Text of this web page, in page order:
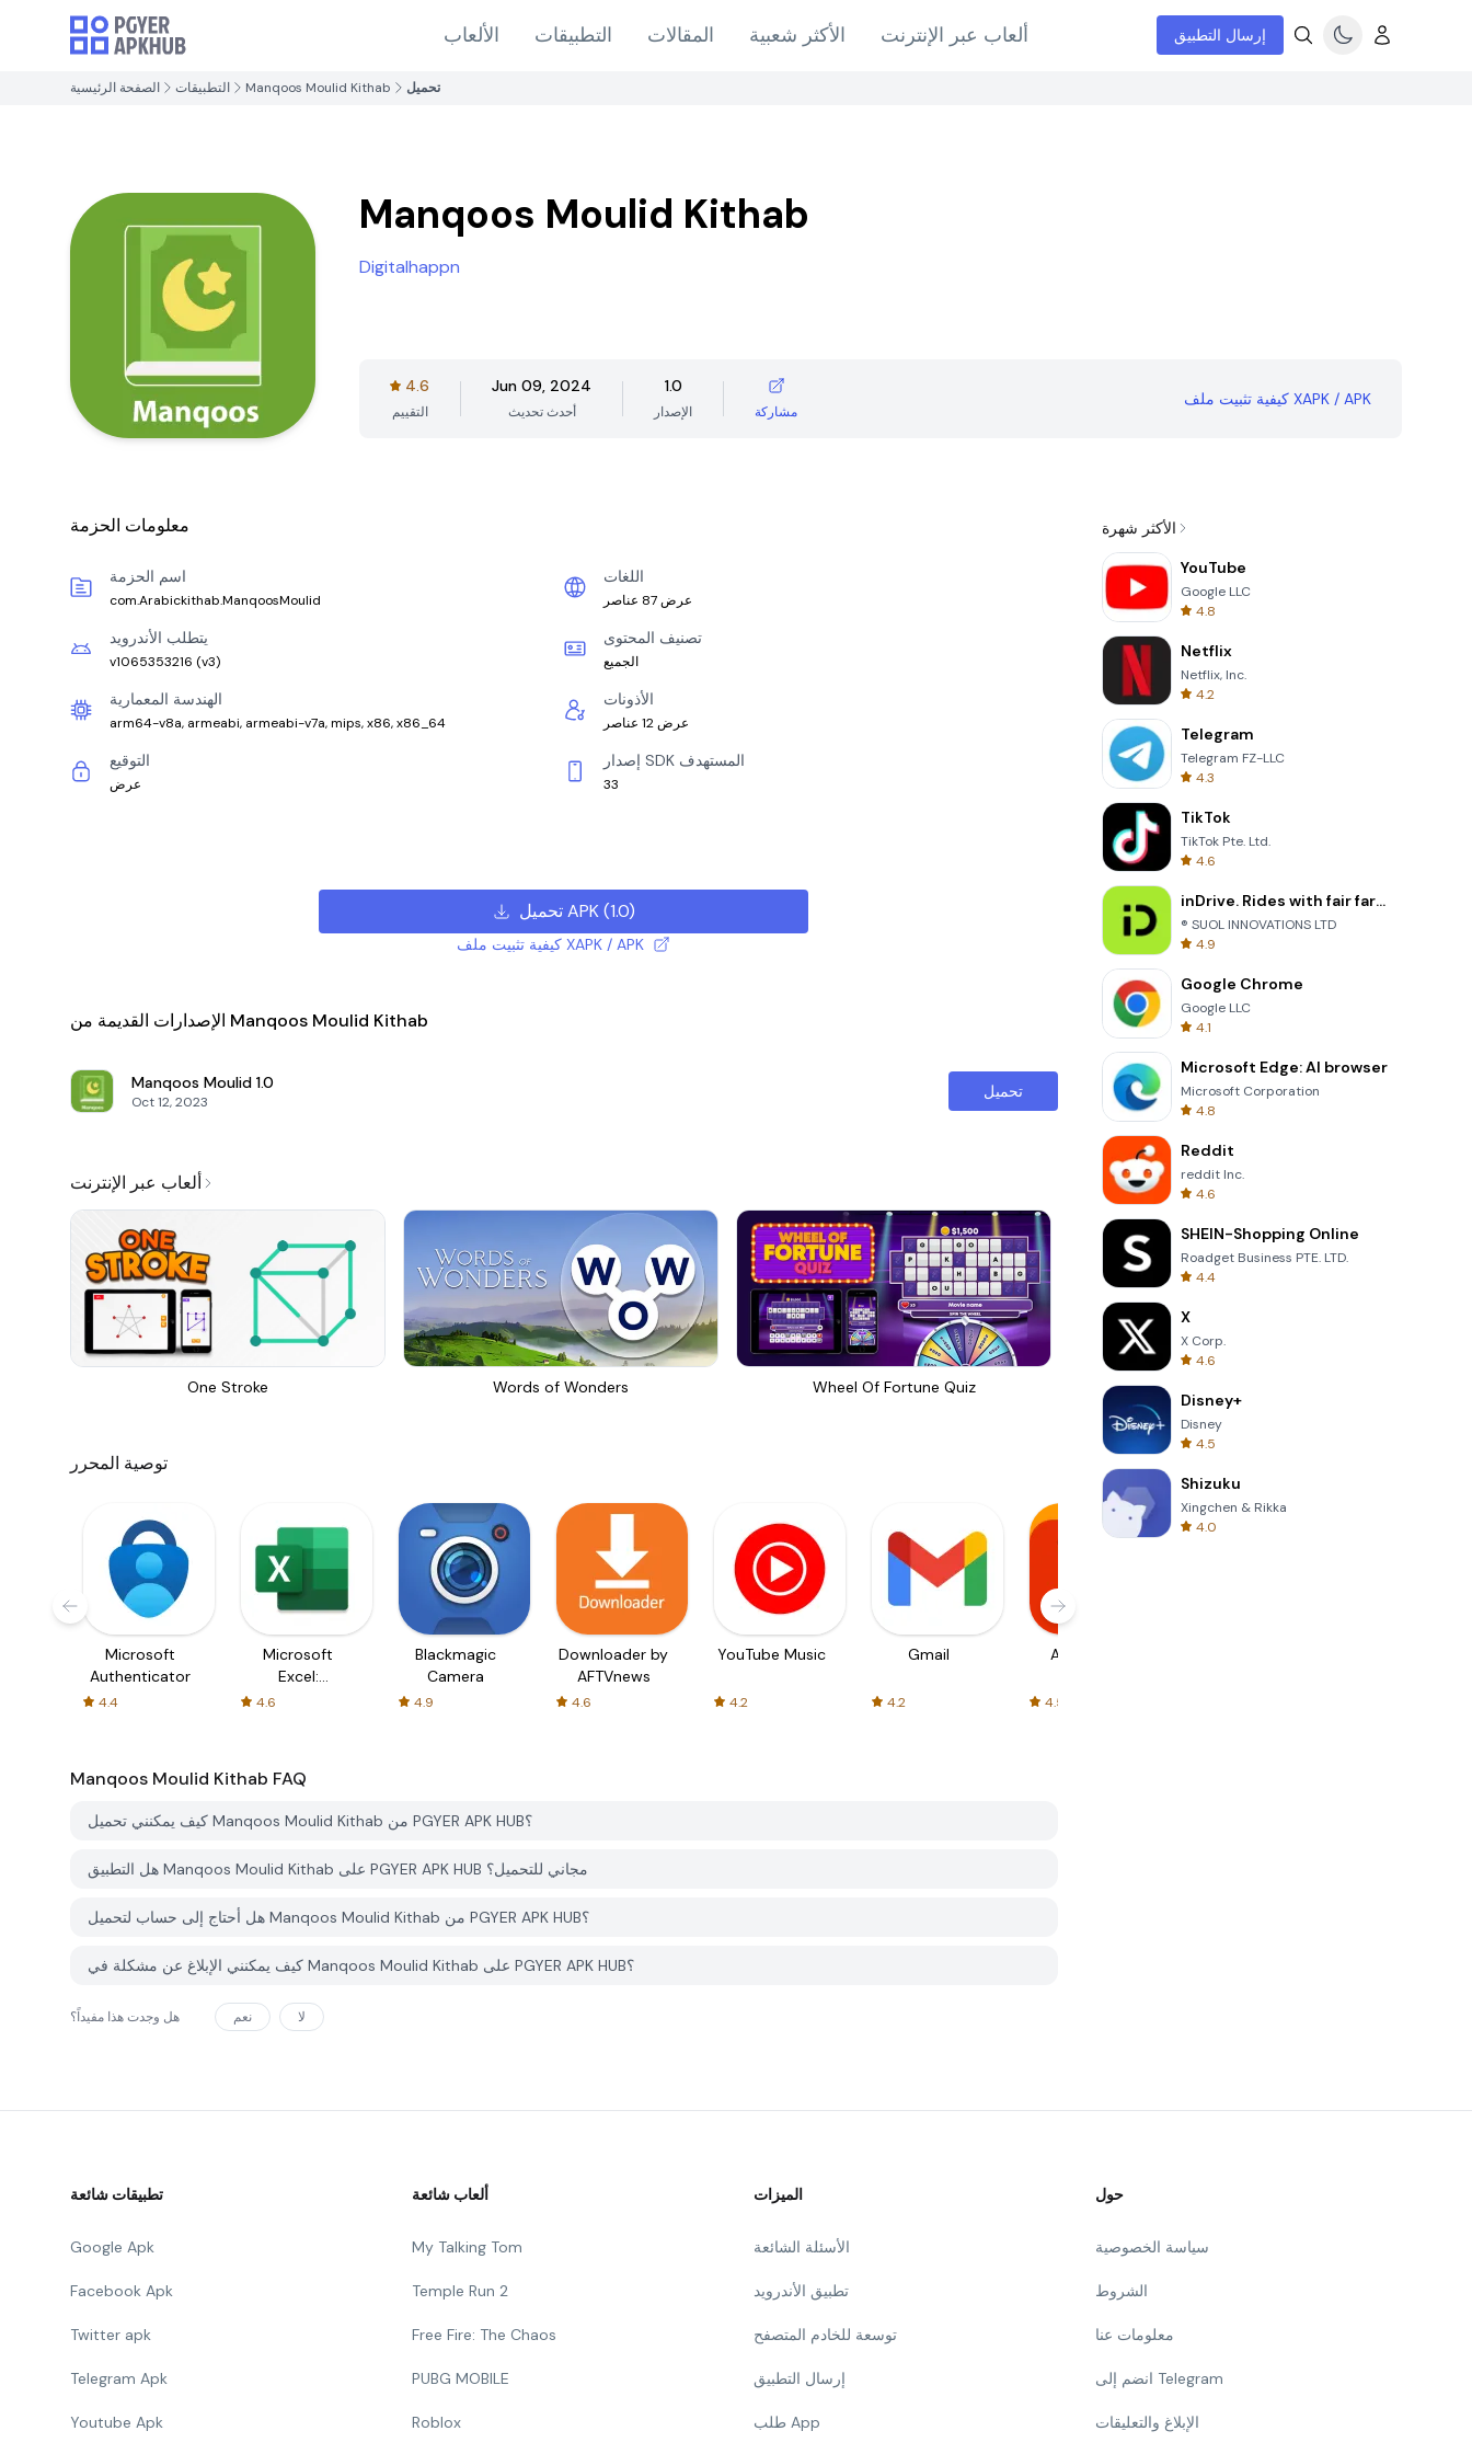
الألعاب التطبيقات المقالات الأكثر شعبية ألعاب عبر الإنترنت إرسال التطبيق
الصفحة الرئيسية التطبيقات Manqoos Moulid Kithab تحميل
Manqoos Moulid Kithab
Digitalhappn
4.6
التقييم
Jun 09, 2024
أحدث تحديث
1.0
الإصدار مشاركة
كيفية تثبيت ملف XAPK / APK
معلومات الحزمة
اسم الحزمة
com.Arabickithab.ManqoosMoulid
اللغات
عرض 87 عناصر
يتطلب الأندرويد
v1065353216 (v3)
تصنيف المحتوى
الجميع
الهندسة المعمارية
arm64-v8a, armeabi, armeabi-v7a, mips, x86, x86_64
الأذونات
عرض 12 عناصر
التوقيع
عرض
إصدار SDK المستهدف
33
تحميل APK(1.0)
كيفية تثبيت ملف XAPK / APK
الإصدارات القديمة من Manqoos Moulid Kithab
Manqoos Moulid 1.0
Oct 12, 2023
تحميل
ألعاب عبر الإنترنت
One Stroke Words of Wonders Wheel Of Fortune Quiz
توصية المحرر
Microsoft
Authenticator
4.4
Microsoft
Excel:
Spreadsheets
4.6
Blackmagic
Camera
4.9
Downloader by
AFTVnews
4.6
YouTube Music
4.2
Gmail
4.2
AliExpress
4.5
Manqoos Moulid Kithab FAQ
كيف يمكنني تحميل Manqoos Moulid Kithab من PGYER APK HUB؟
هل التطبيق Manqoos Moulid Kithab على PGYER APK HUB مجاني للتحميل؟
هل أحتاج إلى حساب لتحميل Manqoos Moulid Kithab من PGYER APK HUB؟
كيف يمكنني الإبلاغ عن مشكلة في Manqoos Moulid Kithab على PGYER APK HUB؟
هل وجدت هذا مفيداً؟ نعم لا
الأكثر شهرة
YouTube
Google LLC
4.8
Netflix
Netflix, Inc.
4.2
Telegram
Telegram FZ-LLC
4.3
TikTok
TikTok Pte. Ltd.
4.6
inDrive. Rides with fair fares
® SUOL INNOVATIONS LTD
4.9
Google Chrome
Google LLC
4.1
Microsoft Edge: AI browser
Microsoft Corporation
4.8
Reddit
reddit Inc.
4.6
SHEIN-Shopping Online
Roadget Business PTE. LTD.
4.4
X
X Corp.
4.6
Disney+
Disney
4.5
Shizuku
Xingchen & Rikka
4.0
تطبيقات شائعة
Google Apk
Facebook Apk
Twitter apk
Telegram Apk
Youtube Apk
ألعاب شائعة
My Talking Tom
Temple Run 2
Free Fire: The Chaos
PUBG MOBILE
Roblox
الميزات
الأسئلة الشائعة
تطبيق الأندرويد
توسعة للخادم المتصفح
إرسال التطبيق
طلب App
حول
سياسة الخصوصية
الشروط
معلومات عنا
انضم إلى Telegram
الإبلاغ والتعليقات